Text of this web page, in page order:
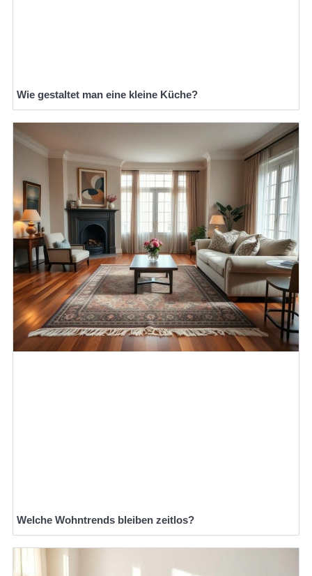
Wie gestaltet man eine kleine Küche?
Welche Wohntrends bleiben zeitlos?